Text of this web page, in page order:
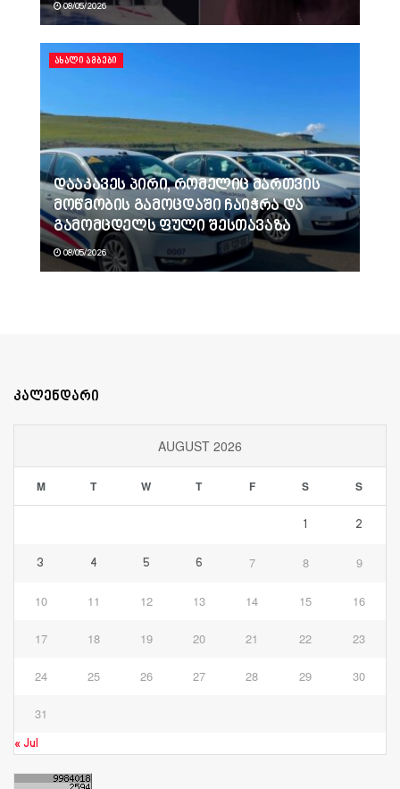
08/05/2026
ᲐᲮᲐᲚᲘ ᲐᲛᲑᲔᲑᲘ
დააკავეს პირი, რომელიც მართვის
მოწმობის გამოცდაში ჩაიჭრა და
გამომცდელს ფული შესთავაზა
08/05/2026
კალენდარი
AUGUST 2026
M T W T F S S
1 2
3 4 5 6 7 8 9
10 11 12 13 14 15 16
17 18 19 20 21 22 23
24 25 26 27 28 29 30
31
« Jul